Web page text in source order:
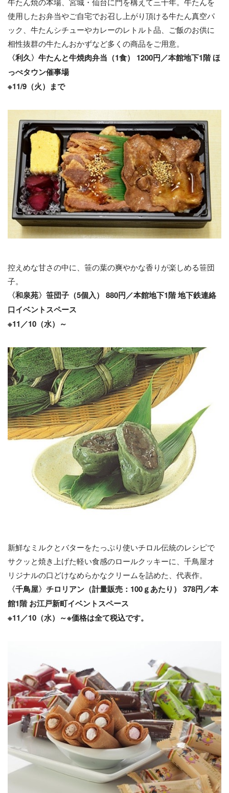
使用したお弁当やご自宅でお召し上がり頂ける牛たん真空パ
ック、牛たんシチューやカレーのレトルト品、ご飯のお供に
相性抜群の牛たんおかずなど多くの商品をご用意。
〈利久〉牛たんと牛焼肉弁当（1食） 1200円／本館地下1階 ほ
っぺタウン催事場
※11/9（火）まで
控えめな甘さの中に、笹の葉の爽やかな香りが楽しめる笹団
子。
〈和泉苑〉笹団子（5個入） 880円／本館地下1階 地下鉄連絡
口イベントスペース
※11／10（水）～
新鮮なミルクとバターをたっぷり使いチロル伝統のレシピで
サクッと焼き上げた軽い食感のロールクッキーに、千鳥屋オ
リジナルの口どけなめらかなクリームを詰めた、代表作。
〈千鳥屋〉チロリアン（計量販売：100ｇあたり） 378円／本
館1階 お江戸新町イベントスペース
※11／10（水）～※価格は全て税込です。